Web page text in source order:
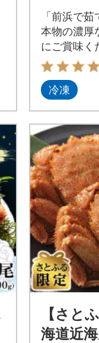
「前浜で
本物の濃厚
にご賞味く
冷凍
【さと
海道近